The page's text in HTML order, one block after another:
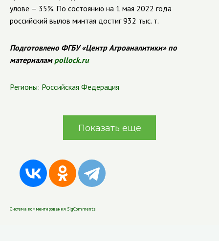
улове — 35%. По состоянию на 1 мая 2022 года
российский вылов минтая достиг 932 тыс. т.
Подготовлено ФГБУ «Центр Агроаналитики» по
материалам pollock.ru
Регионы: Российская Федерация
Показать еще
Система комментирования SigComments